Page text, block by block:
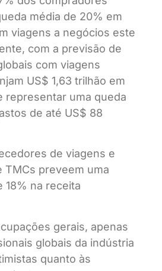
média de 20% em
viagens a negócios este
com a previsão de
com viagens
US$ 1,63 trilhão em
representar uma queda
de até US$ 88
de viagens e
TMCs preveem uma
18% na receita
gerais, apenas
globais da indústria
quanto às